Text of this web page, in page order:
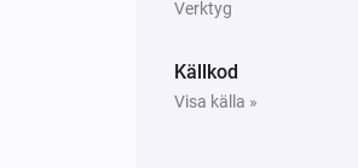
Verktyg
Källkod
Visa källa »